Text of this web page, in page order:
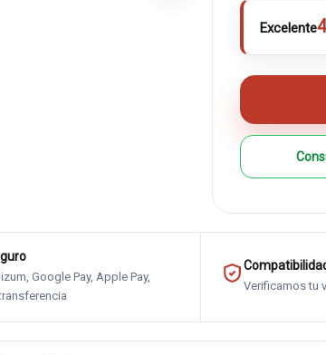
Excelente
Google Pay, Apple Pay,
Verificamos tu